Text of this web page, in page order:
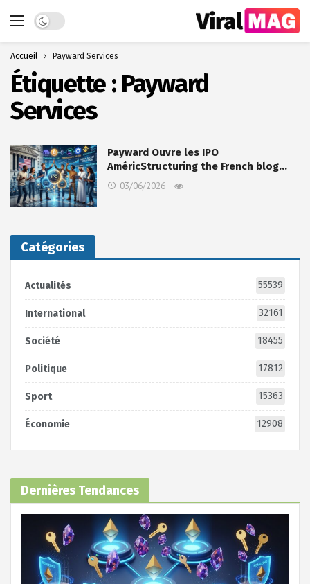
Dark mode
Accueil Payward Services
Étiquette : Payward
Services
Payward Ouvre les IPO
AméricStructuring the French blog…
03/06/2026
Catégories
Actualités 55539
International 32161
Société 18455
Politique 17812
Sport 15363
Économie 12908
Dernières Tendances